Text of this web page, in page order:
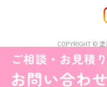
COPYRIGHT ©